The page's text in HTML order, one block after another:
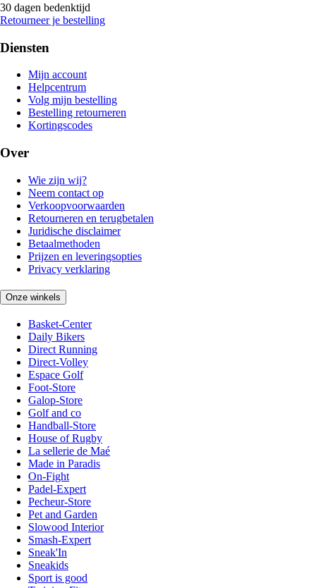
30 dagen bedenktijd
Retourneer je bestelling
Diensten
Mijn account
Helpcentrum
Volg mijn bestelling
Bestelling retourneren
Kortingscodes
Over
Wie zijn wij?
Neem contact op
Verkoopvoorwaarden
Retourneren en terugbetalen
Juridische disclaimer
Betaalmethoden
Prijzen en leveringsopties
Privacy verklaring
Onze winkels
Basket-Center
Daily Bikers
Direct Running
Direct-Volley
Espace Golf
Foot-Store
Galop-Store
Golf and co
Handball-Store
House of Rugby
La sellerie de Maé
Made in Paradis
On-Fight
Padel-Expert
Pecheur-Store
Pet and Garden
Slowood Interior
Smash-Expert
Sneak'In
Sneakids
Sport is good